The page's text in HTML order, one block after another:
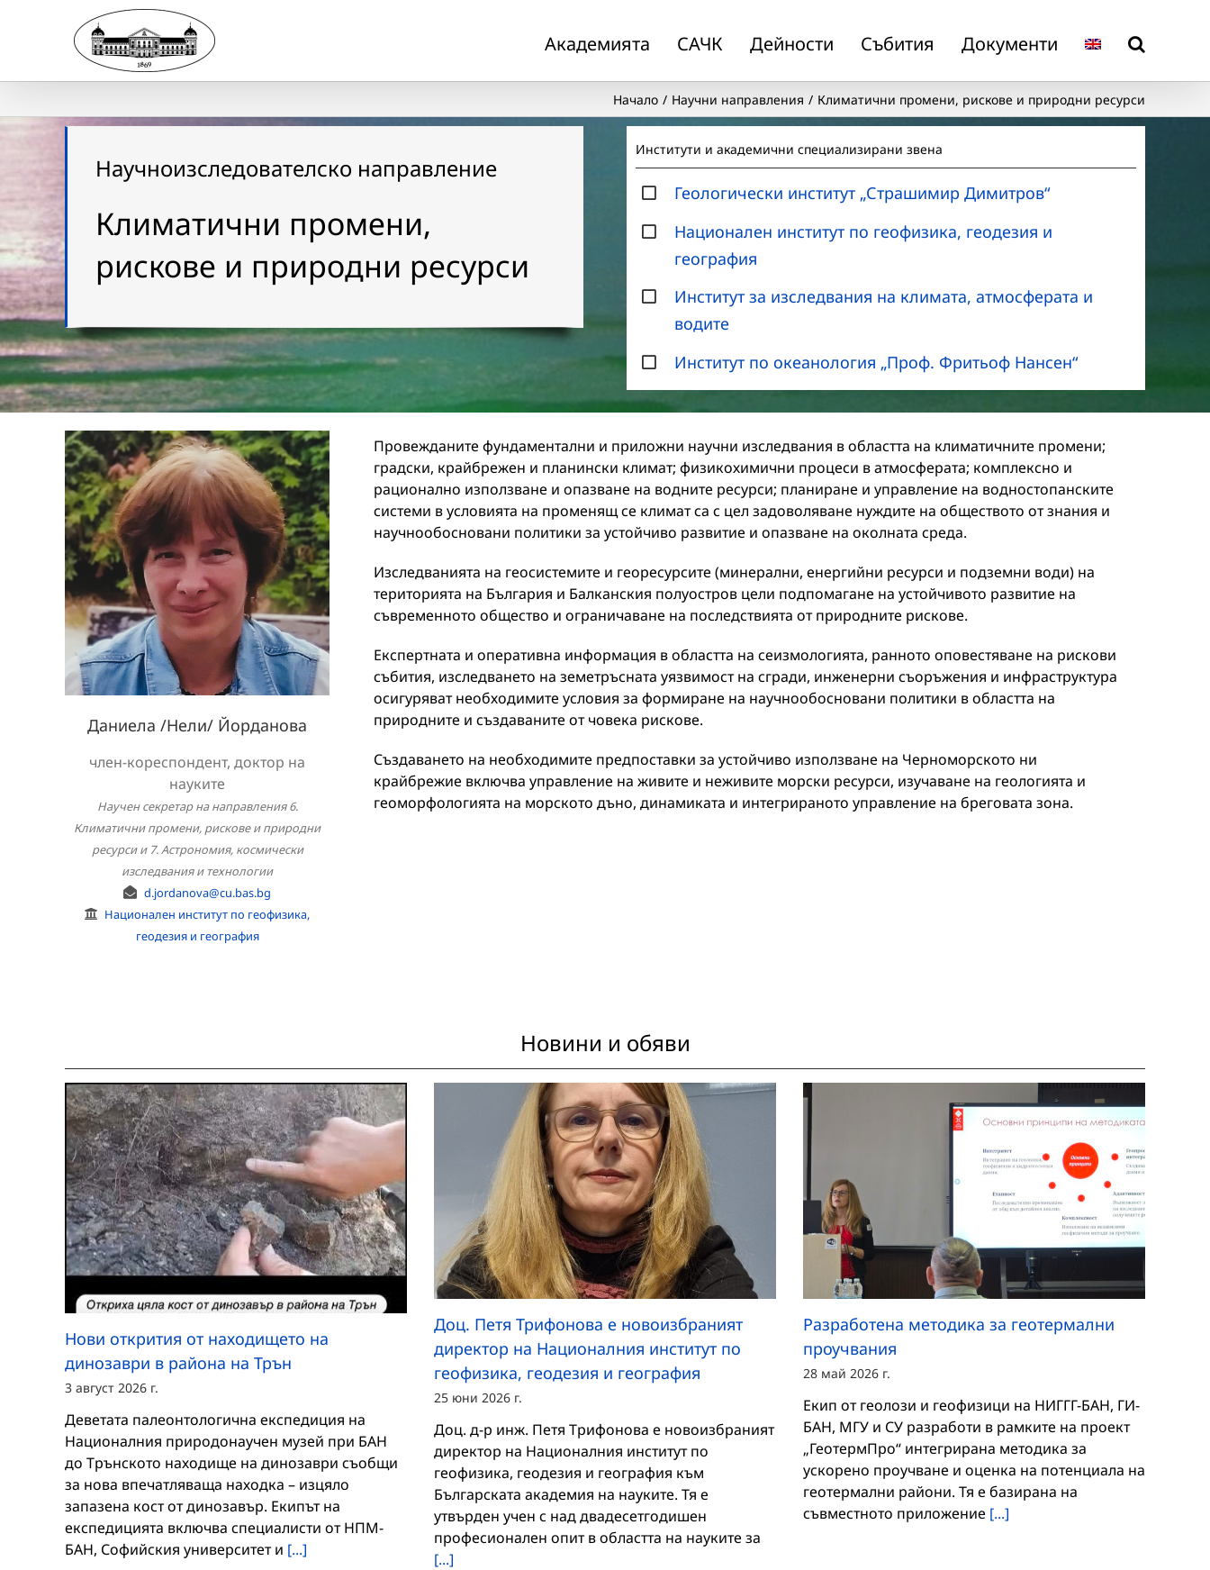
Академията САЧК Дейности Събития Документи
Начало Научни направления Климатични промени, рискове и природни ресурси
Научноизследователско направление
Климатични промени,
рискове и природни ресурси
Институти и академични специализирани звена
Геологически институт „Страшимир Димитров“
Национален институт по геофизика, геодезия и
география
Институт за изследвания на климата, атмосферата и
водите
Институт по океанология „Проф. Фритьоф Нансен“
Даниела /Нели/ Йорданова
член-кореспондент, доктор на
науките
Научен секретар на направления 6.
Климатични промени, рискове и природни
ресурси и 7. Астрономия, космически
изследвания и технологии
d.jordanova@cu.bas.bg
Национален институт по геофизика,
геодезия и география
Провежданите фундаментални и приложни научни изследвания в областта на климатичните промени;
градски, крайбрежен и планински климат; физикохимични процеси в атмосферата; комплексно и
рационално използване и опазване на водните ресурси; планиране и управление на водностопанските
системи в условията на променящ се климат са с цел задоволяване нуждите на обществото от знания и
научнообосновани политики за устойчиво развитие и опазване на околната среда.
Изследванията на геосистемите и георесурсите (минерални, енергийни ресурси и подземни води) на
територията на България и Балканския полуостров цели подпомагане на устойчивото развитие на
съвременното общество и ограничаване на последствията от природните рискове.
Eкспертната и оперативна информация в областта на сеизмологията, ранното оповестяване на рискови
събития, изследването на земетръсната уязвимост на сгради, инженерни съоръжения и инфраструктура
осигуряват необходимите условия за формиране на научнообосновани политики в областта на
природните и създаваните от човека рискове.
Създаването на необходимите предпоставки за устойчиво използване на Черноморското ни
крайбрежие включва управление на живите и неживите морски ресурси, изучаване на геологията и
геоморфологията на морското дъно, динамиката и интегрираното управление на бреговата зона.
Новини и обяви
Нови открития от находището на
динозаври в района на Трън
3 август 2026 г.
Деветата палеонтологична експедиция на
Националния природонаучен музей при БАН
до Трънското находище на динозаври съобщи
за нова впечатляваща находка – изцяло
запазена кост от динозавър. Екипът на
експедицията включва специалисти от НПМ-
БАН, Софийския университет и [...]
Доц. Петя Трифонова е новоизбраният
директор на Националния институт по
геофизика, геодезия и география
25 юни 2026 г.
Доц. д-р инж. Петя Трифонова е новоизбраният
директор на Националния институт по
геофизика, геодезия и география към
Българската академия на науките. Тя е
утвърден учен с над двадесетгодишен
професионален опит в областта на науките за
[...]
Разработена методика за геотермални
проучвания
28 май 2026 г.
Екип от геолози и геофизици на НИГГГ-БАН, ГИ-
БАН, МГУ и СУ разработи в рамките на проект
„ГеотермПро“ интегрирана методика за
ускорено проучване и оценка на потенциала на
геотермални райони. Тя е базирана на
съвместното приложение [...]